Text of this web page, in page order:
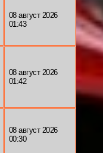
08 август 2026
01:43
08 август 2026
01:42
08 август 2026
00:30